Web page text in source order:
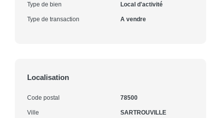
Type de bien Local d'activité
Type de transaction A vendre
Localisation
Code postal 78500
Ville SARTROUVILLE